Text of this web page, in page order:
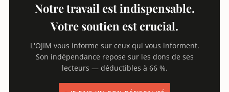
Notre travail est indispensable.
Votre soutien est crucial.
L'OJIM vous informe sur ceux qui vous informent.
Son indépendance repose sur les dons de ses
lecteurs — déductibles à 66 %.